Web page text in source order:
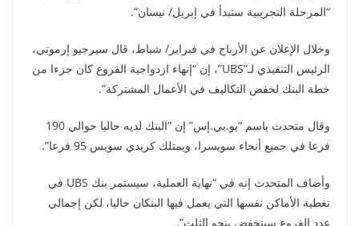
“المرحلة التجريبية ستبدأ في إبريل/ نيسان”.
وخلال الإعلان عن الأرباح في فبراير/ شباط، قال سيرجيو إرموتي،
الرئيس التنفيذي لـ”UBS”، إن “إنهاء ازدواجية الفروع كان جزءا من
خطة البنك لخفض التكاليف في الأعمال المشتركة”.
وقال متحدث باسم “يو.بي.إس” إن “البنك لديه حاليا حوالي 190
فرعا في جميع أنحاء سويسرا، ويمتلك كريدي سويس 95 فرعا”.
وأضاف المتحدث إنه في “نهاية العملية، سيستمر بنك UBS في
تغطية الأماكن نفسها التي يعمل فيها البنكان حاليا، لكن إجمالي
عدد الفروع سينخفض بنحو الثلث”.